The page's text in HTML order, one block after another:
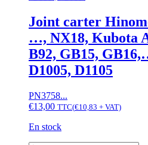
CX14,...Kubota
A13,
A30,
GB13,
GB130,
GB135,
moteur
D600,
D662,
D722,
D782
Joint carter
…, NX18, Kubota
B92, GB15,
D1005, D1105
PN3758...
€13,00 TTC(€10,83 + VAT)
En stock